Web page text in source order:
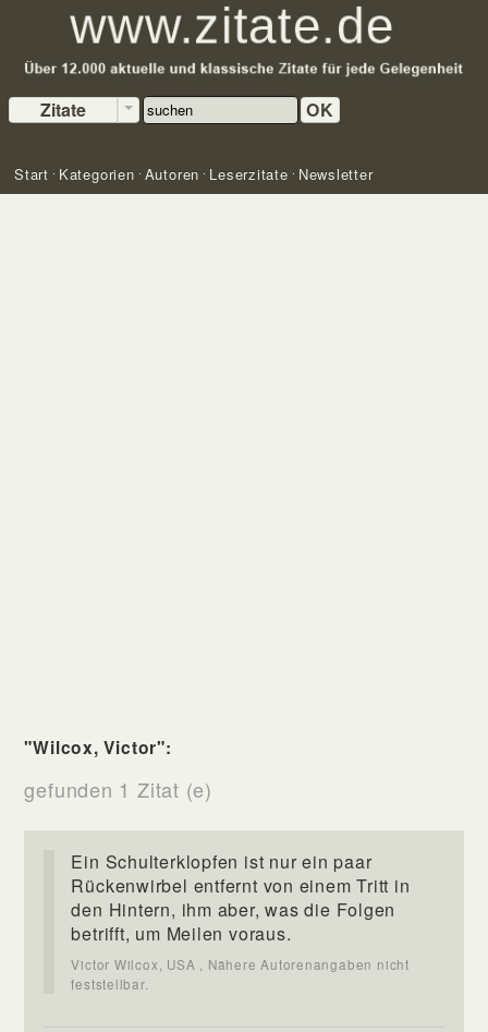
Zitate OK
Start Kategorien Autoren Leserzitate Newsletter
"Wilcox, Victor":
gefunden 1 Zitat (e)
Ein Schulterklopfen ist nur ein paar
Rückenwirbel entfernt von einem Tritt in
den Hintern, ihm aber, was die Folgen
betrifft, um Meilen voraus.
Victor Wilcox, USA , Nähere Autorenangaben nicht
feststellbar.